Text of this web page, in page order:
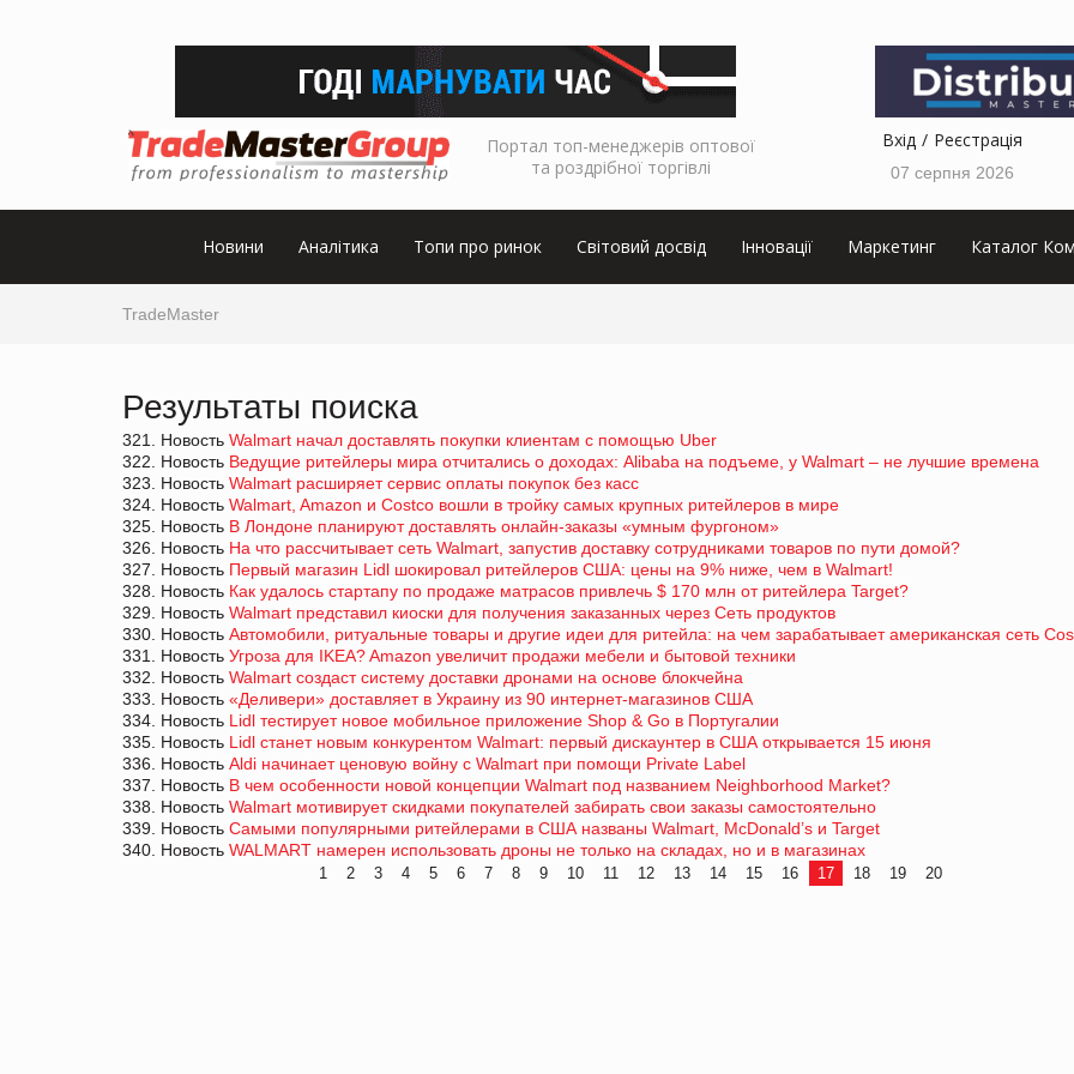
Портал топ-менеджерів оптової
та роздрібної торгівлі
Вхід Реєстрація
07 серпня 2026
Новини Аналітика Топи про ринок Світовий досвід Інновації Маркетинг Каталог
TradeMaster
Результаты поиска
321. Новость Walmart начал доставлять покупки клиентам с помощью Uber
322. Новость Ведущие ритейлеры мира отчитались о доходах: Alibaba на подъеме, у Walmart – не лучшие времена
323. Новость Walmart расширяет сервис оплаты покупок без касс
324. Новость Walmart, Amazon и Costco вошли в тройку самых крупных ритейлеров в мире
325. Новость В Лондоне планируют доставлять онлайн-заказы «умным фургоном»
326. Новость На что рассчитывает сеть Walmart, запустив доставку сотрудниками товаров по пути домой?
327. Новость Первый магазин Lidl шокировал ритейлеров США: цены на 9% ниже, чем в Walmart!
328. Новость Как удалось стартапу по продаже матрасов привлечь $ 170 млн от ритейлера Target?
329. Новость Walmart представил киоски для получения заказанных через Сеть продуктов
330. Новость Автомобили, ритуальные товары и другие идеи для ритейла: на чем зарабатывает американская сеть
331. Новость Угроза для IKEA? Amazon увеличит продажи мебели и бытовой техники
332. Новость Walmart создаст систему доставки дронами на основе блокчейна
333. Новость «Деливери» доставляет в Украину из 90 интернет-магазинов США
334. Новость Lidl тестирует новое мобильное приложение Shop & Go в Португалии
335. Новость Lidl станет новым конкурентом Walmart: первый дискаунтер в США открывается 15 июня
336. Новость Aldi начинает ценовую войну с Walmart при помощи Private Label
337. Новость В чем особенности новой концепции Walmart под названием Neighborhood Market?
338. Новость Walmart мотивирует скидками покупателей забирать свои заказы самостоятельно
339. Новость Самыми популярными ритейлерами в США названы Walmart, McDonald’s и Target
340. Новость WALMART намерен использовать дроны не только на складах, но и в магазинах
1 2 3 4 5 6 7 8 9 10 11 12 13 14 15 16 17 18 19 20